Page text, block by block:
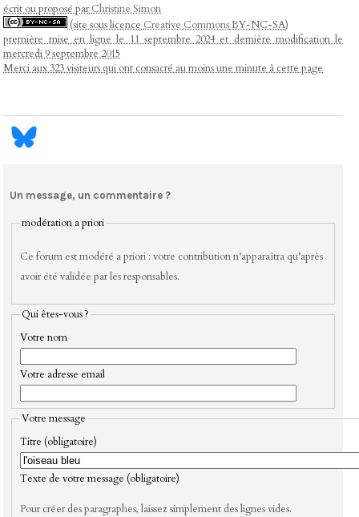
écrit ou proposé parChristine Simon
(site sous licence Creative CommonsBY-NC-SA)
première mise en ligne le 11 septembre 2024 et dernière modification le
mercredi 9 septembre 2015
Merci aux 323 visiteurs qui ont consacré au moins une minute à cette page
Un message, un commentaire ?
modération a priori
Ce forum est modéré a priori : votre contribution n’apparaîtra qu’après
avoir été validée par les responsables.
Qui êtes-vous ?
Votre nom
Votre adresse email
Votre message
Titre (obligatoire)
Texte de votre message (obligatoire)
Pour créer des paragraphes, laissez simplement des lignes vides.